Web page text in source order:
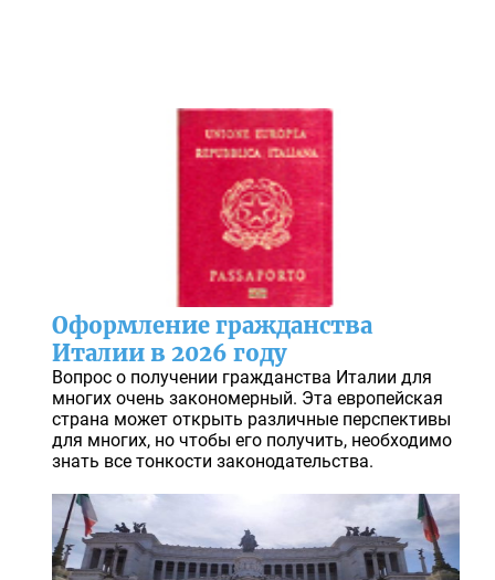
Оформление гражданства
Италии в 2026 году
Вопрос о получении гражданства Италии для
многих очень закономерный. Эта европейская
страна может открыть различные перспективы
для многих, но чтобы его получить, необходимо
знать все тонкости законодательства.